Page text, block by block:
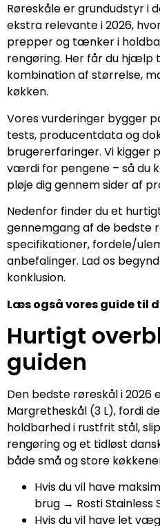
Røreskåle er grundudstyr i
ekstra relevante i 2026,
prepper og tænker i
rengøring. Her får du hjælp
kombination af størrelse,
køkken.
Vores vurderinger bygger
tests, producentdata og
brugererfaringer. Vi kigger
værdi for pengene – så du
pløje dig gennem sider af
Nedenfor finder du et
gennemgang af de bedste
specifikationer, fordele/
anbefalinger. Lad os
konklusion.
Læs også vores guide til
Hurtigt
guiden
Den bedste røreskål i 2026
Margretheskål (3 L), fordi
holdbarhed i rustfrit stål,
rengøring og et tidløst
både små og store
Hvis du vil have
brug → Rosti Stainless
Hvis du vil have let